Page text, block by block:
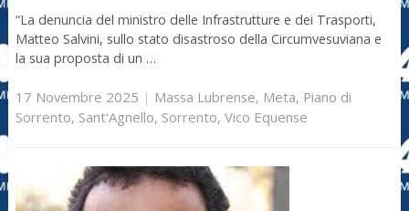
“La denuncia del ministro delle Infrastrutture e dei Trasporti,
Matteo Salvini, sullo stato disastroso della Circumvesuviana e
la sua proposta di un …
17 Novembre 2025 | Massa Lubrense, Meta, Piano di
Sorrento, Sant'Agnello, Sorrento, Vico Equense